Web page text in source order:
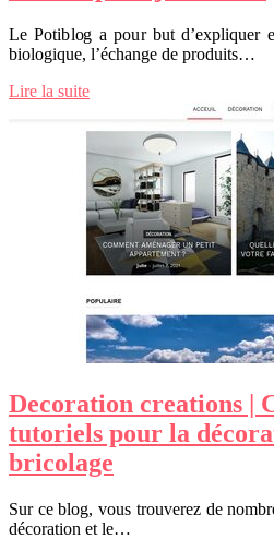
Le Potiblog a pour but d’expliquer
biologique, l’échange de produits…
Lire la suite
Decoration creations |
tutoriels pour la
bricolage
Sur ce blog, vous trouverez de
décoration et le…